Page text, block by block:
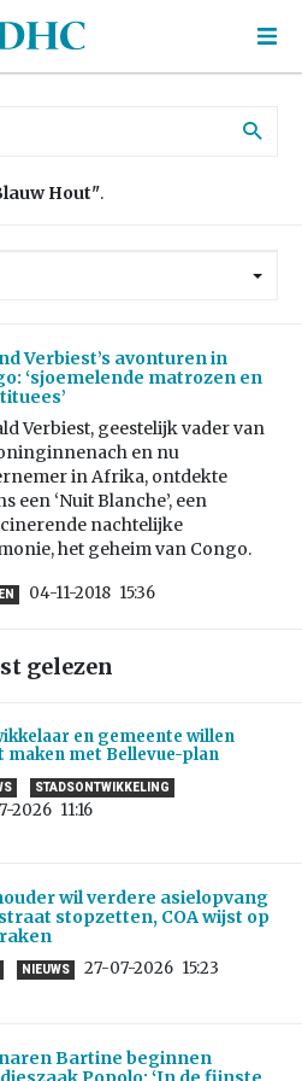
Hout".
Verbiest’s avonturen in
‘sjoemelende matrozen en
Verbiest, geestelijk vader van
en nu
in Afrika, ontdekte
een ‘Nuit Blanche’, een
nachtelijke
het geheim van Congo.
04-11-2018 15:36
gelezen
en gemeente willen
maken met Bellevue-plan
STADSONTWIKKELING
2026 11:16
wil verdere asielopvang
stopzetten, COA wijst op
NIEUWS 27-07-2026 15:23
Bartine beginnen